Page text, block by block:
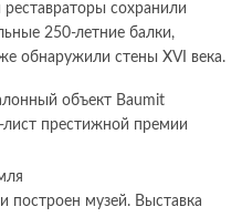
сохранили
250-летние балки,
обнаружили стены XVI века.
построен музей. Выставка